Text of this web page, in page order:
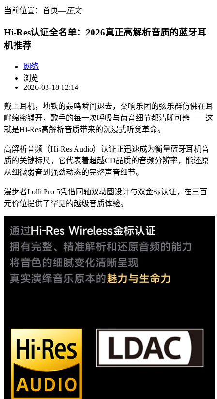
当前位置： 首页―正文
Hi-Res认证全名单：2026真正高解析音质的蓝牙耳
机推荐
网络
浏览
2026-03-18 12:14
戴上耳机，地铁的轰鸣瞬间退去，交响乐团的弦乐群仿佛在耳
畔绵密铺开，歌手的每一次呼吸与齿音细节都清晰可辨——这
就是Hi-Res高解析音质带来的沉浸式听觉革命。
高解析音频（Hi-Res Audio）认证正迅速成为衡量蓝牙耳机音
质的关键标尺，它代表着超越CD品质的音频分辨率，能还原
从细微弱音到强劲动态的完整声音细节。
漫步者Lolli Pro 5凭借同轴双动圈设计与双金标认证，在三百
元价位提供了罕见的越级音质体验。